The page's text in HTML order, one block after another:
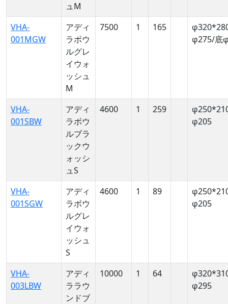
ュM
VHA-
001MGW
アディ
ラボウ
ルグレ
イウォ
ッシュ
M
7500 1 165
φ275/底
VHA-
001SBW
アディ
ラボウ
ルブラ
ックウ
ォッシ
ュS
4600 1 259
φ205
VHA-
001SGW
アディ
ラボウ
ルグレ
イウォ
ッシュ
S
4600 1 89
φ205
VHA-
003LBW
アディ
ララウ
ンドブ
10000 1 64
φ295